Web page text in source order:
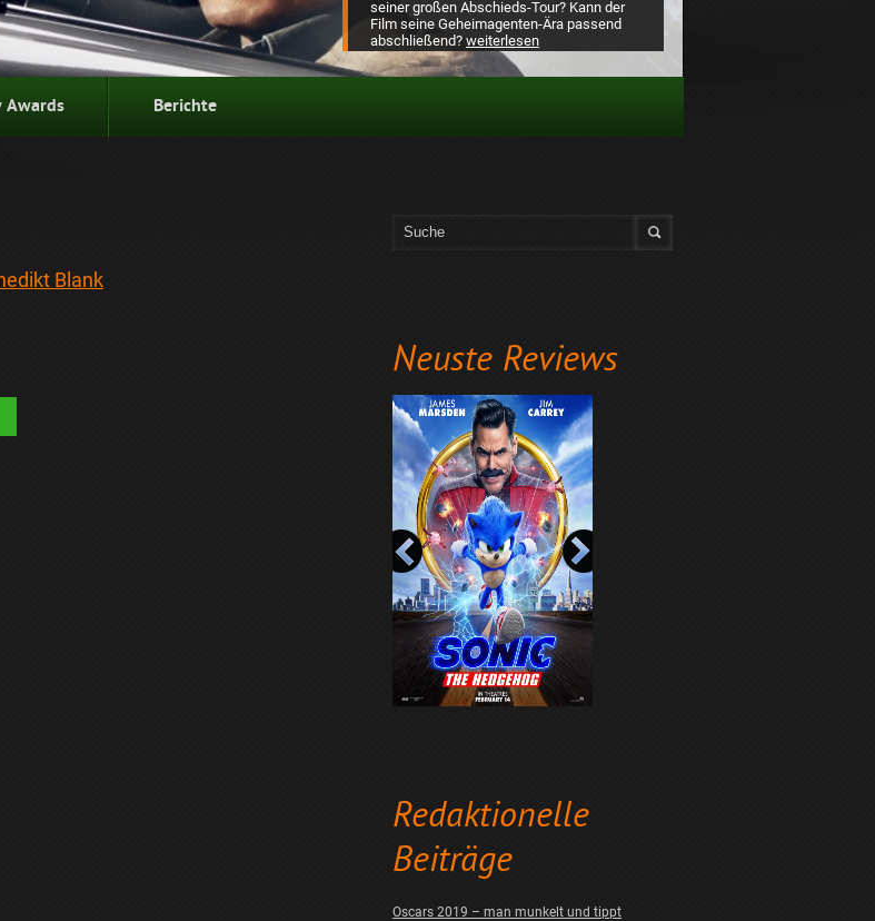
seiner großen Abschieds-Tour? Kann der
Film seine Geheimagenten-Ära passend
abschließend? weiterlesen
Awards Berichte
Neuste Reviews
Redaktionelle
Beiträge
Oscars 2019 – man munkelt und tippt
Blank